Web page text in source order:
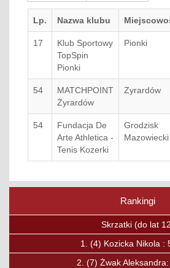
Lp. Nazwa klubu
17
Klub Sportowy
TopSpin
Pionki
Pionki
54
MATCHPOINT
Żyrardów
Zyrardów
54
Fundacja De
Arte Athletica -
Tenis Kozerki
Grodzisk
Mazowiecki
Rankingi
Skrzaty (do
1.(15)Boguc
2.(23)Kavalchuk